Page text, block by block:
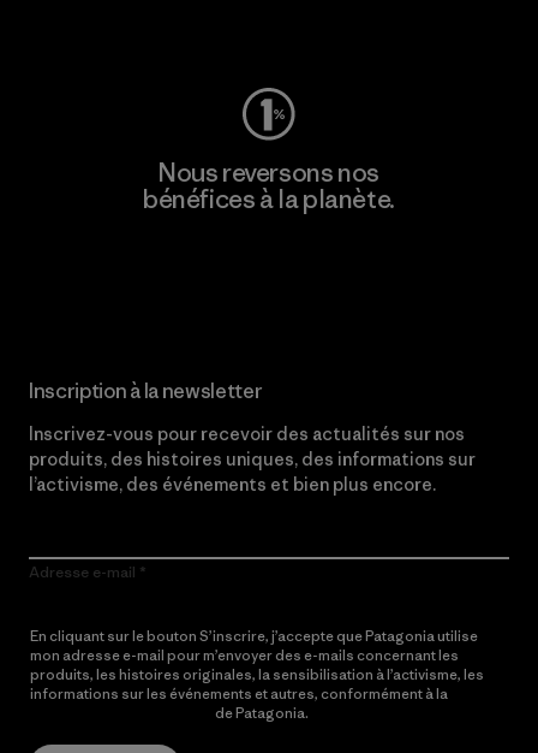
Nous reversons nos
bénéfices à la planète.
Inscription à la newsletter
Inscrivez-vous pour recevoir des actualités sur nos
produits, des histoires uniques, des informations sur
l’activisme, des événements et bien plus encore.
Adresse e-mail
En cliquant sur le bouton S’inscrire, j’accepte que Patagonia utilise
mon adresse e-mail pour m’envoyer des e-mails concernant les
produits, les histoires originales, la sensibilisation à l’activisme, les
informations sur les événements et autres, conformément à la
de Patagonia.